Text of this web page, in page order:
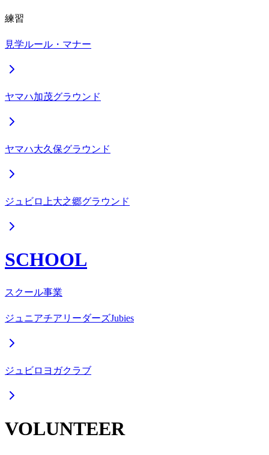
練習
見学ルール・マナー
ヤマハ加茂グラウンド
ヤマハ大久保グラウンド
ジュビロ上大之郷グラウンド
SCHOOL
スクール事業
ジュニアチアリーダーズJubies
ジュビロヨガクラブ
VOLUNTEER